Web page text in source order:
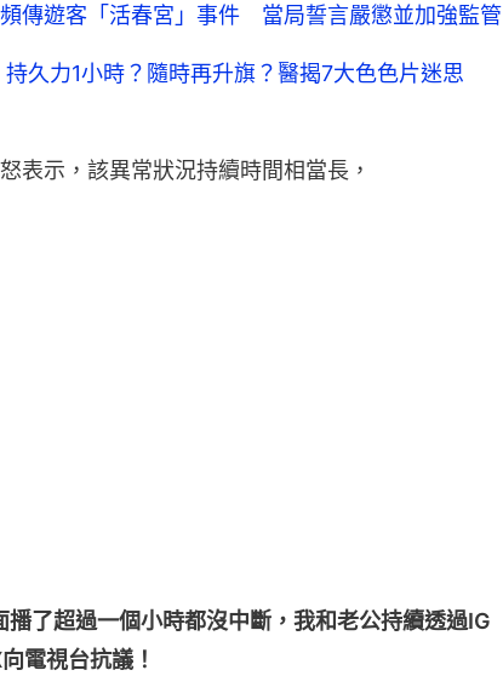
傳遊客「活春宮」事件 當局誓言嚴懲並加強監管
久力1小時？隨時再升旗？醫揭7大色色片迷思
表示，該異常狀況持續時間相當長，
播了超過一個小時都沒中斷，我和老公持續透過IG
電視台抗議！